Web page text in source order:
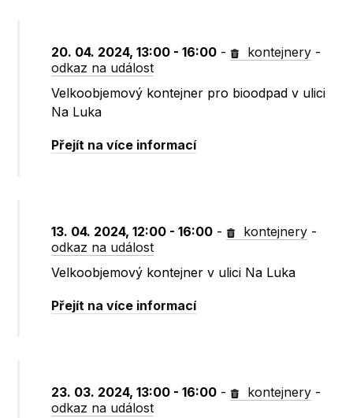
20. 04. 2024, 13:00 - 16:00 - kontejnery -
odkaz na událost
Velkoobjemový kontejner pro bioodpad v ulici
Na Luka
Přejít na více informací
13. 04. 2024, 12:00 - 16:00 - kontejnery -
odkaz na událost
Velkoobjemový kontejner v ulici Na Luka
Přejít na více informací
23. 03. 2024, 13:00 - 16:00 - kontejnery -
odkaz na událost